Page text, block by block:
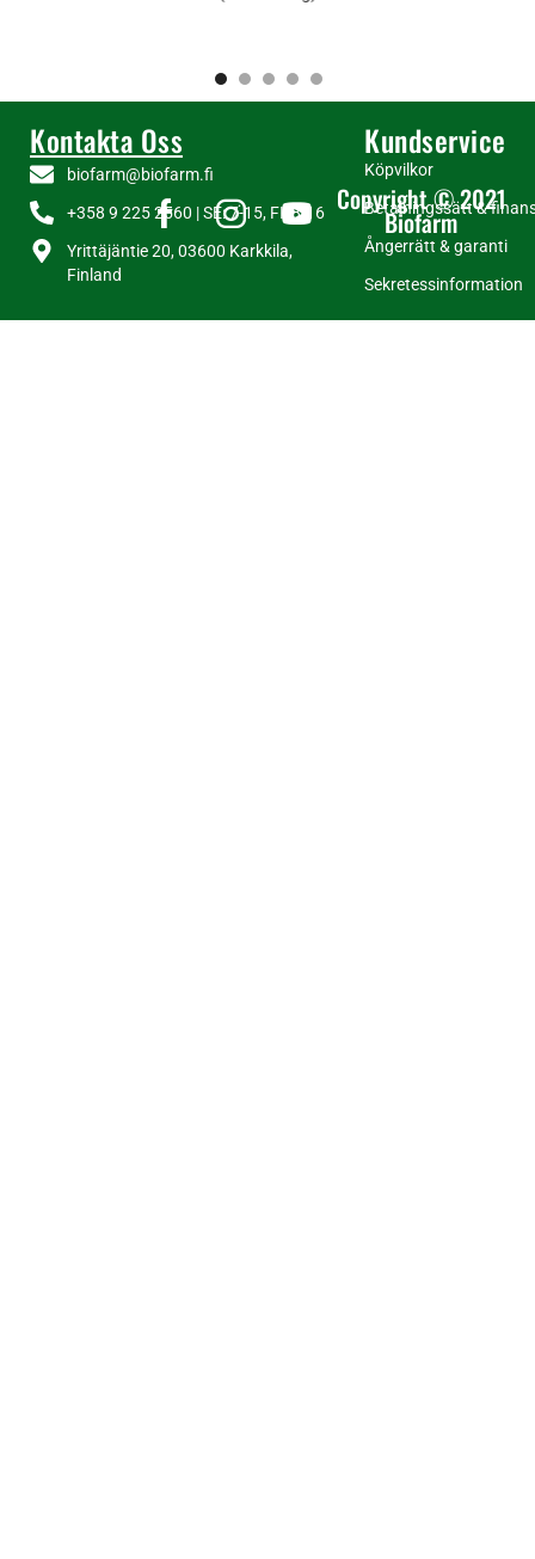
Kontakta Oss
biofarm@biofarm.fi
+358 9 225 2560 | SE: 7-15, FI: 8-16
Yrittäjäntie 20, 03600 Karkkila,
Finland
Kundservice
Köpvilkor
Betalningssätt &
Ångerrätt & garanti
Sekretessinformation
Copyright © 2021
Biofarm